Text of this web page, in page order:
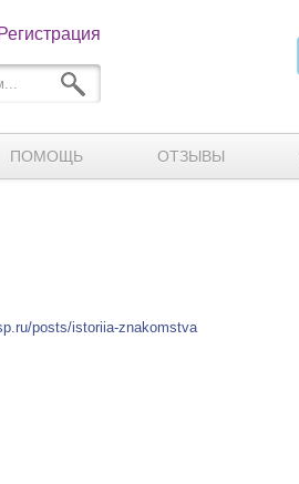
Регистрация
ПОМОЩЬ ОТЗЫВЫ
posts/istoriia-znakomstva